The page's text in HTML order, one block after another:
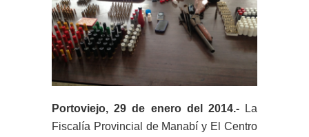
Portoviejo, 29 de enero del 2014.-
La
Fiscalía Provincial de Manabí y El Centro